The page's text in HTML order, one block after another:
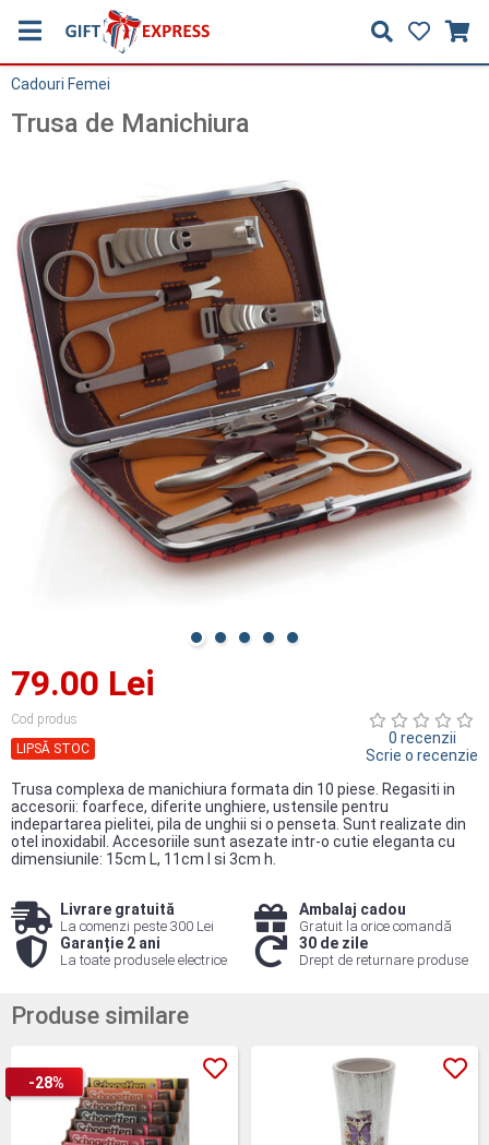
Cadouri Femei
Trusa de Manichiura
79.00 Lei
Cod produs
LIPSĂ STOC
0 recenzii
Scrie o recenzie
Trusa complexa de manichiura formata din 10 piese. Regasiti in
accesorii: foarfece, diferite unghiere, ustensile pentru
indepartarea pielitei, pila de unghii si o penseta. Sunt realizate din
otel inoxidabil. Accesoriile sunt asezate intr-o cutie eleganta cu
dimensiunile: 15cm L, 11cm l si 3cm h.
Livrare gratuită
La comenzi peste 300 Lei
Ambalaj cadou
Gratuit la orice comandă
Garanție 2 ani
La toate produsele electrice
30 de zile
Drept de returnare produse
Produse similare
-28%